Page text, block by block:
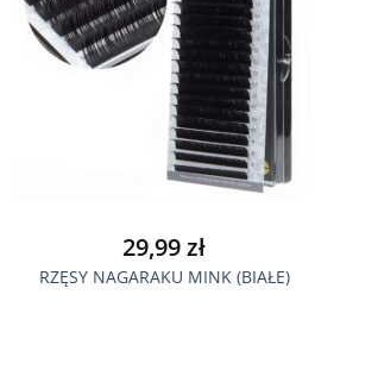
RZĘSY NAGARAKU MINK (BIAŁE)
29,99zł